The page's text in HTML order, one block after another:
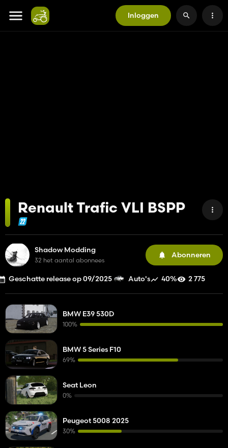
Inloggen
Renault Trafic VLI BSPP
Shadow Modding
32 het aantal abonnees
Abonneren
Geschatte release op 09/2025 Auto's 40% 2 775
BMW E39 530D
100%
BMW 5 Series F10
69%
Seat Leon
0%
Peugeot 5008 2025
30%